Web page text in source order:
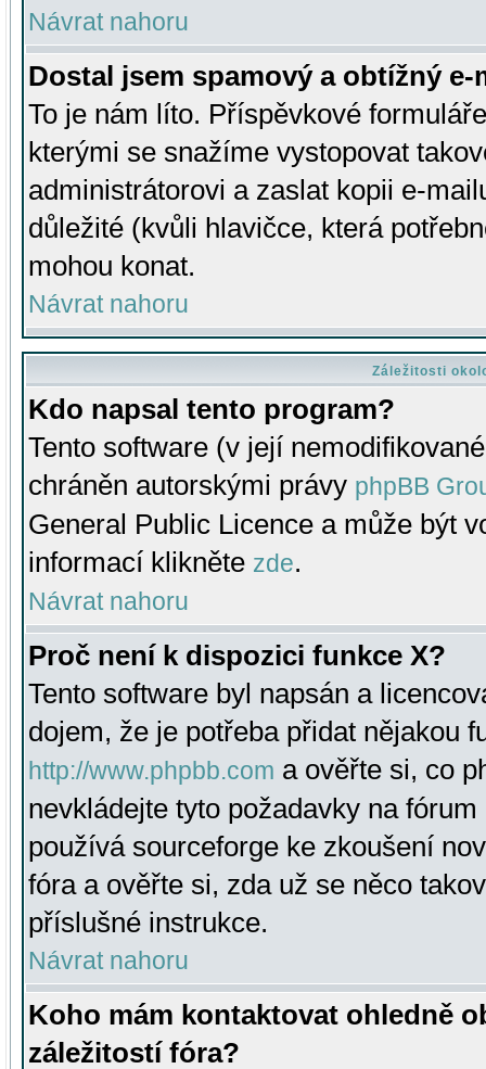
Návrat nahoru
Dostal jsem spamový a obtížný
To je nám líto. Příspěvkové
kterými se snažíme vystopovat
administrátorovi a zaslat kopii e-
důležité (kvůli hlavičce, která
mohou konat.
Návrat nahoru
Záležitosti
Kdo napsal tento program?
Tento software (v její
chráněn autorskými právy phpBB
General Public Licence a může být
informací klikněte zde.
Návrat nahoru
Proč není k dispozici funkce X?
Tento software byl napsán a
dojem, že je potřeba přidat nějakou
http://www.phpbb.com a ověřte si, co
nevkládejte tyto požadavky na
používá sourceforge ke zkoušení
fóra a ověřte si, zda už se něco
příslušné instrukce.
Návrat nahoru
Koho mám kontaktovat ohledně
záležitostí fóra?